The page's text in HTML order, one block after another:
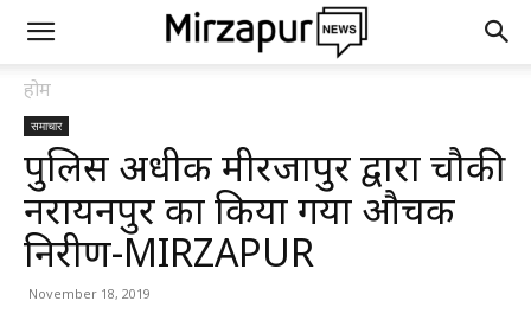
होम
समाचार
पुलिस अधीक्षक मीरजापुर द्वारा चौकी
नरायनपुर का किया गया औचक
निरीक्षण-MIRZAPUR
November 18, 2019